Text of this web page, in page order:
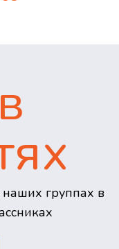
группах в